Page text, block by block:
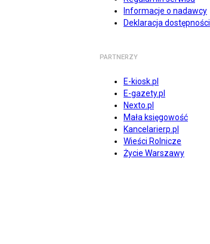
Informacje o nadawcy
Deklaracja dostępności
PARTNERZY
E-kiosk.pl
E-gazety.pl
Nexto.pl
Mała księgowość
Kancelarierp.pl
Wieści Rolnicze
Życie Warszawy